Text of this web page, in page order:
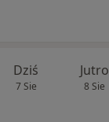
Dziś
7 Sie
Jutro
8 Sie